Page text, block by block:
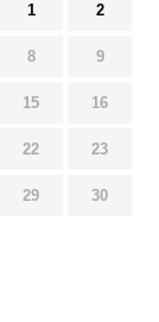
1 2
8 9
15 16
22 23
29 30